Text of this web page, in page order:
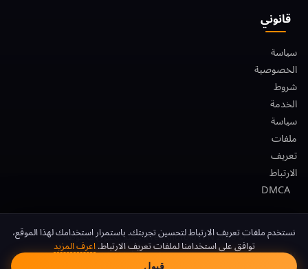
قانوني
سياسة
الخصوصية
شروط
الخدمة
سياسة
ملفات
تعريف
الارتباط
DMCA
© 2026 FreeAndroidVPN. جميع الحقوق محفوظة.
FreeAndroidVPN غير مرتبط بـ Google LLC أو Android. Android علامة تجارية
موافقة ملفات تعريف
نستخدم ملفات تعريف الارتباط لتحسين تجربتك. باستمرار استخدامك لهذا الموقع،
توافق على استخدامنا لملفات تعريف الارتباط.اعرف المزيد
قبول